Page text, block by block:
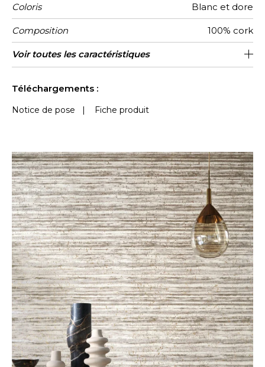
Coloris Blanc et dore
Composition 100% cork
Largeur 91 cm / 36 Inches
Hauteur Vendu au mètre
Poids g/m² 250
Entretien Epongeable
Pose colle Encollage du mur
Dépose Pelable
Norme COV A+
ASTME84 Class A
Norme
euroclass
D s1 d0
Pays
d'origine
Corée du sud
Voir toutes les caractéristiques
Téléchargements :
Notice de pose | Fiche produit